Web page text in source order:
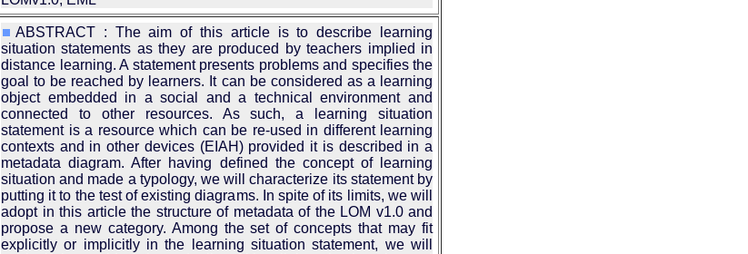
ABSTRACT : The aim of this article is to describe learning
situation statements as they are produced by teachers implied in
distance learning. A statement presents problems and specifies the
goal to be reached by learners. It can be considered as a learning
object embedded in a social and a technical environment and
connected to other resources. As such, a learning situation
statement is a resource which can be re-used in different learning
contexts and in other devices (EIAH) provided it is described in a
metadata diagram. After having defined the concept of learning
situation and made a typology, we will characterize its statement by
putting it to the test of existing diagrams. In spite of its limits, we will
adopt in this article the structure of metadata of the LOM v1.0 and
propose a new category. Among the set of concepts that may fit
explicitly or implicitly in the learning situation statement, we will